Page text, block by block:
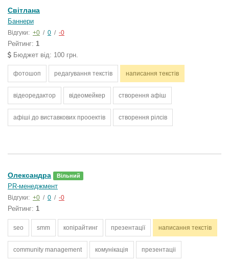
Світлана
Баннери
Відгуки: +0 / 0 / -0
Рейтинг: 1
Бюджет від: 100 грн.
фотошоп редагування текстів написання текстів
відеоредактор відеомейкер створення афіш
афіші до виставкових прооектів створення рілсів
Олександра Вільний
PR-менеджмент
Відгуки: +0 / 0 / -0
Рейтинг: 1
seo smm копірайтинг презентації написання текстів
community management комунікація презентаціі